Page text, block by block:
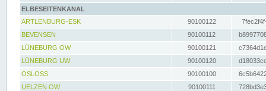
ELBESEITENKANAL
ARTLENBURG-ESK
90100122
BEVENSEN
90100112
LÜNEBURG OW
90100121
LÜNEBURG UW
90100120
OSLOSS
90100100
UELZEN OW
90100111